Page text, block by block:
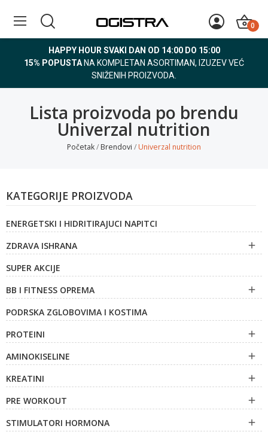
0
HAPPY HOUR SVAKI DAN OD 14:00 DO 15:00
15% POPUSTA NA KOMPLETAN ASORTIMAN, IZUZEV VEĆ
SNIŽENIH PROIZVODA.
Lista proizvoda po brendu
Univerzal nutrition
Početak Brendovi Univerzal nutrition
KATEGORIJE PROIZVODA
ENERGETSKI I HIDRITIRAJUCI NAPITCI
ZDRAVA ISHRANA

SUPER AKCIJE
BB I FITNESS OPREMA

PODRSKA ZGLOBOVIMA I KOSTIMA
PROTEINI

AMINOKISELINE 
KREATINI 
PRE WORKOUT 
STIMULATORI HORMONA 